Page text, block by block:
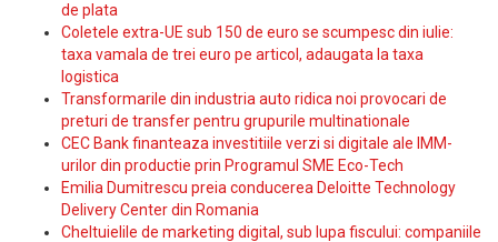
de plata
Coletele extra-UE sub 150 de euro se scumpesc din iulie:
taxa vamala de trei euro pe articol, adaugata la taxa
logistica
Transformarile din industria auto ridica noi provocari de
preturi de transfer pentru grupurile multinationale
CEC Bank finanteaza investitiile verzi si digitale ale IMM-
urilor din productie prin Programul SME Eco-Tech
Emilia Dumitrescu preia conducerea Deloitte Technology
Delivery Center din Romania
Cheltuielile de marketing digital, sub lupa fiscului: companiile